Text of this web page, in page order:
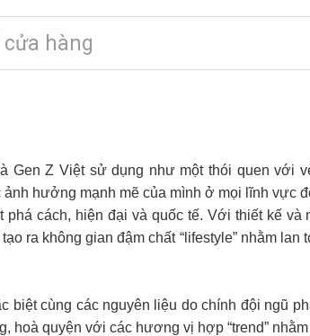
hàng
Gen Z Việt sử dụng như một thói quen với
hưởng mạnh mẽ của mình ở mọi lĩnh vực
cách, hiện đại và quốc tế. Với thiết kế và
ra không gian đậm chất “lifestyle” nhằm
biệt cùng các nguyên liệu do chính đội ngũ
hoà quyện với các hương vị hợp “trend”